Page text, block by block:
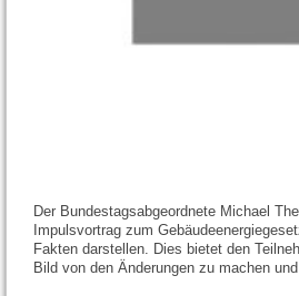
Der Bundestagsabgeordnete Michael
Impulsvortrag zum
Fakten darstellen. Dies bietet den
Bild von den Änderungen zu machen